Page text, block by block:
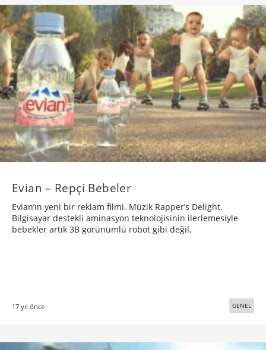
Evian – Repçi Bebeler
Evian’ın yeni bir reklam filmi. Müzik Rapper’s Delight.
Bilgisayar destekli aminasyon teknolojisinin ilerlemesiyle
bebekler artık 3B görünümlü robot gibi değil,
17 yıl önce GENEL